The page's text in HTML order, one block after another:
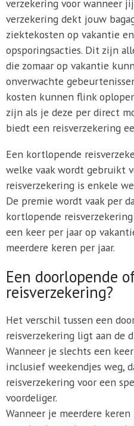
verzekering voor wanneer
verzekering dekt jouw
ziektekosten op vakantie
opsporingsacties. Dit zijn
die zomaar op vakantie
onverwachte
kosten kunnen flink
zijn als je deze per direct
biedt een reisverzekering
Een kortlopende
welke vaak wordt gebruikt
reisverzekering is enkele
De premie wordt vaak per
kortlopende
een keer per jaar op
meerdere keren per jaar.
Een doorlopende
reisverzekering?
Het verschil tussen een
reisverzekering ligt aan de
Wanneer je slechts een
inclusief weekendjes weg,
reisverzekering voor een
voordeliger.
Wanneer je meerdere